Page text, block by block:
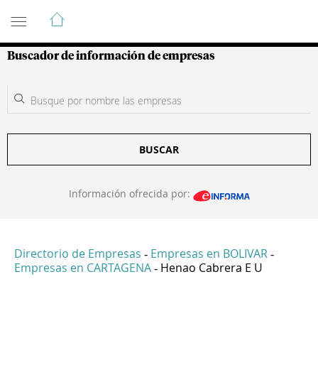
Guía de Empresas Colombianas
Buscador de información de empresas
BUSCAR
Información ofrecida por:
Directorio de Empresas - Empresas en BOLIVAR -
Empresas en CARTAGENA - Henao Cabrera E U